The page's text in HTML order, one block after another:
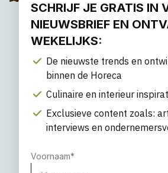
SCHRIJF JE GRATIS IN
NIEUWSBRIEF EN
WEKELIJKS:
De nieuwste trends en
binnen de Horeca
Culinaire en interieur
Exclusieve content zoals:
interviews en
Voornaam*